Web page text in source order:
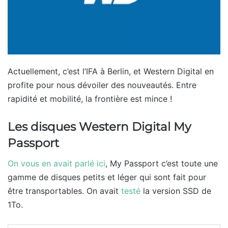
Actuellement, c’est l’IFA à Berlin, et Western Digital en
profite pour nous dévoiler des nouveautés. Entre
rapidité et mobilité, la frontière est mince !
Les disques Western Digital My
Passport
On vous en avait parlé ici, My Passport c’est toute une
gamme de disques petits et léger qui sont fait pour
être transportables. On avait testé la version SSD de
1To.